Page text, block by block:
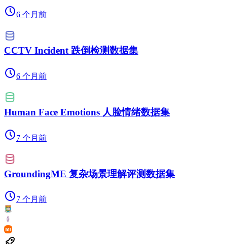
6 个月前
CCTV Incident 跌倒检测数据集
6 个月前
Human Face Emotions 人脸情绪数据集
7 个月前
GroundingME 复杂场景理解评测数据集
7 个月前